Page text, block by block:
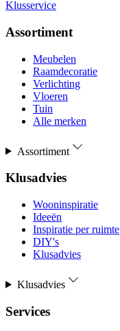
Klusservice
Assortiment
Meubelen
Raamdecoratie
Verlichting
Vloeren
Tuin
Alle merken
Assortiment
Klusadvies
Wooninspiratie
Ideeën
Inspiratie per ruimte
DIY's
Klusadvies
Klusadvies
Services